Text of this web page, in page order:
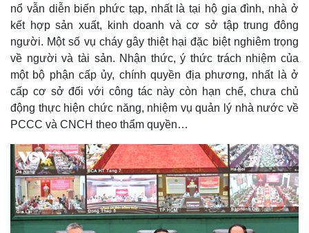
Thế giới
Quan sát
Multimedia
Video
nổ vẫn diễn biến phức tạp, nhất là tại hộ gia đình, nhà ở
kết hợp sản xuất, kinh doanh và cơ sở tập trung đông
người. Một số vụ cháy gây thiệt hại đặc biệt nghiêm trọng
về người và tài sản. Nhận thức, ý thức trách nhiệm của
một bộ phận cấp ủy, chính quyền địa phương, nhất là ở
cấp cơ sở đối với công tác này còn hạn chế, chưa chủ
động thực hiện chức năng, nhiệm vụ quản lý nhà nước về
PCCC và CNCH theo thẩm quyền…